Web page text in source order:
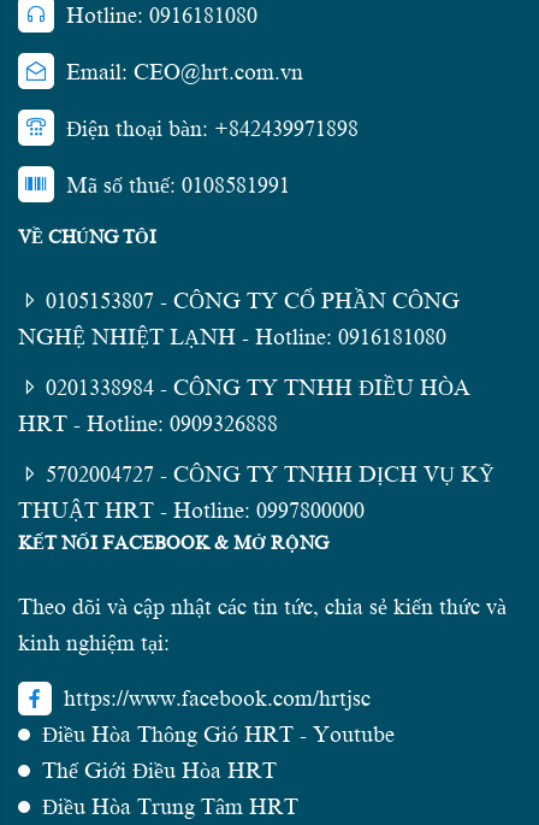
Hotline: 0916181080
Email: CEO@hrt.com.vn
Điện thoại bàn: +842439971898
Mã số thuế: 0108581991
VỀ CHÚNG TÔI
0105153807 - CÔNG TY CỔ PHẦN CÔNG
NGHỆ NHIỆT LẠNH - Hotline: 0916181080
0201338984 - CÔNG TY TNHH ĐIỀU HÒA
HRT - Hotline: 0909326888
5702004727 - CÔNG TY TNHH DỊCH VỤ KỸ
THUẬT HRT - Hotline: 0997800000
KẾT NỐI FACEBOOK & MỞ RỘNG
Theo dõi và cập nhật các tin tức, chia sẻ kiến thức và
kinh nghiệm tại:
https://www.facebook.com/hrtjsc
Điều Hòa Thông Gió HRT - Youtube
Thế Giới Điều Hòa HRT
Điều Hòa Trung Tâm HRT